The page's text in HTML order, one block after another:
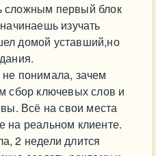
сложным первый блок
изучать
домой уставший,но
понимала, зачем
сбор ключевых слов и
Всё на свои места
на реальном клиенте.
2 недели длится